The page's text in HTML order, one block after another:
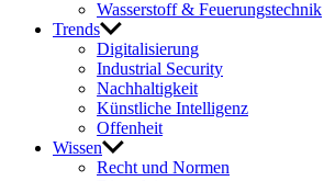
Wasser­stoff & Feue­rungs­technik
Trends
Digi­ta­li­sie­rung
Indus­trial Security
Nach­hal­tig­keit
Künst­liche Intel­li­genz
Offen­heit
Wissen
Recht und Normen